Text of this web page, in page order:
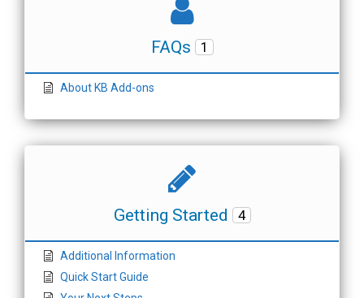
FAQs 1
About KB Add-ons
Getting Started 4
Additional Information
Quick Start Guide